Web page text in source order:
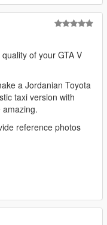
of your GTA V
a Jordanian Toyota
taxi version with
reference photos